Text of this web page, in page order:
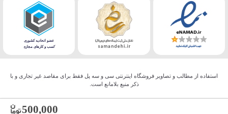
500,000
استفاده از مطالب و تصاویر فروشگاه اینترنتی سی و سه پل فقط برای مقاصد غیر تجاری و با
ذکر منبع بلامانع است.